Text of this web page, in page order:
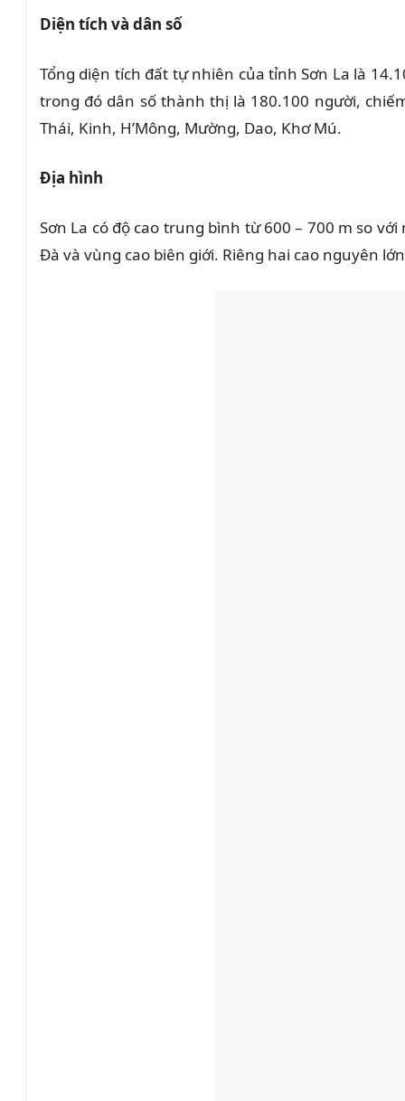
Diện tích và dân số
Tổng diện tích đất tự nhiên của tỉnh Sơn La là
trong đó dân số thành thị là 180.100 người,
Thái, Kinh, H’Mông, Mường, Dao, Khơ Mú.
Địa hình
Sơn La có độ cao trung bình từ 600 – 700 m so
Đà và vùng cao biên giới. Riêng hai cao nguyên